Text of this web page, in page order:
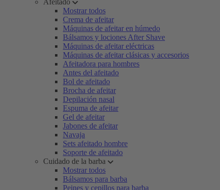
Afeitado
Mostrar todos
Crema de afeitar
Máquinas de afeitar en húmedo
Bálsamos y lociones After Shave
Máquinas de afeitar eléctricas
Máquinas de afeitar clásicas y accesorios
Afeitadora para hombres
Antes del afeitado
Bol de afeitado
Brocha de afeitar
Depilación nasal
Espuma de afeitar
Gel de afeitar
Jabones de afeitar
Navaja
Sets afeitado hombre
Soporte de afeitado
Cuidado de la barba
Mostrar todos
Bálsamos para barba
Peines y cepillos para barba